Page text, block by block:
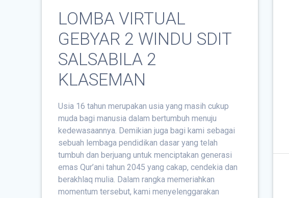
LOMBA VIRTUAL
GEBYAR 2 WINDU SDIT
SALSABILA 2
KLASEMAN
Usia 16 tahun merupakan usia yang masih cukup
muda bagi manusia dalam bertumbuh menuju
kedewasaannya. Demikian juga bagi kami sebagai
sebuah lembaga pendidikan dasar yang telah
tumbuh dan berjuang untuk menciptakan generasi
emas Qur’ani tahun 2045 yang cakap, cendekia dan
berakhlaq mulia. Dalam rangka memeriahkan
momentum tersebut, kami menyelenggarakan